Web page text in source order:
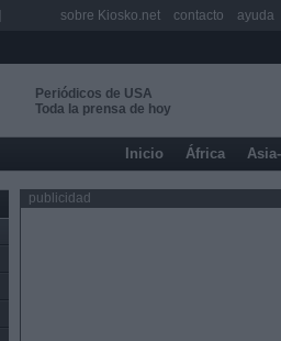
Periódicos de USA
Toda la prensa de hoy
Inicio África
publicidad
sobre Kiosko.net contacto ayuda